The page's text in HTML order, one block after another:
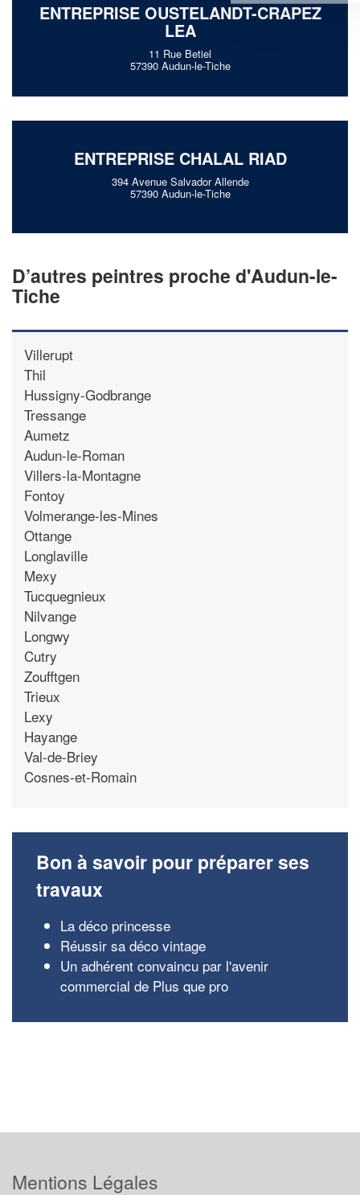
ENTREPRISE OUSTELANDT-CRAPEZ
LEA
11 Rue Betiel
57390 Audun-le-Tiche
ENTREPRISE CHALAL RIAD
394 Avenue Salvador Allende
57390 Audun-le-Tiche
D’autres peintres proche d'Audun-le-
Tiche
Villerupt
Thil
Hussigny-Godbrange
Tressange
Aumetz
Audun-le-Roman
Villers-la-Montagne
Fontoy
Volmerange-les-Mines
Ottange
Longlaville
Mexy
Tucquegnieux
Nilvange
Longwy
Cutry
Zoufftgen
Trieux
Lexy
Hayange
Val-de-Briey
Cosnes-et-Romain
Bon à savoir pour préparer ses
travaux
La déco princesse
Réussir sa déco vintage
Un adhérent convaincu par l'avenir
commercial de Plus que pro
Mentions Légales